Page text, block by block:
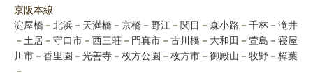
京阪本線
淀屋橋 － 北浜 － 天満橋 － 京橋 － 野江 － 関目 － 森小路 － 千林 － 滝井
－ 土居 － 守口市 － 西三荘 － 門真市 － 古川橋 － 大和田 － 萱島 － 寝屋
川市 － 香里園 － 光善寺 － 枚方公園 － 枚方市 － 御殿山 － 牧野 － 樟葉
－